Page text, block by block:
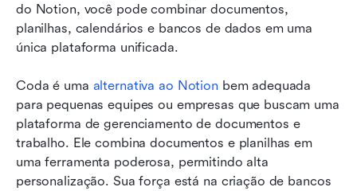
do Notion, você pode combinar documentos,
planilhas, calendários e bancos de dados em uma
única plataforma unificada.
Coda é uma alternativa ao Notion bem adequada
para pequenas equipes ou empresas que buscam uma
plataforma de gerenciamento de documentos e
trabalho. Ele combina documentos e planilhas em
uma ferramenta poderosa, permitindo alta
personalização. Sua força está na criação de bancos